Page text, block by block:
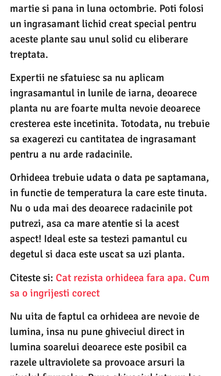
martie si pana in luna octombrie. Poti folosi
un ingrasamant lichid creat special pentru
aceste plante sau unul solid cu eliberare
treptata.
Expertii ne sfatuiesc sa nu aplicam
ingrasamantul in lunile de iarna, deoarece
planta nu are foarte multa nevoie deoarece
cresterea este incetinita. Totodata, nu trebuie
sa exagerezi cu cantitatea de ingrasamant
pentru a nu arde radacinile.
Orhideea trebuie udata o data pe saptamana,
in functie de temperatura la care este tinuta.
Nu o uda mai des deoarece radacinile pot
putrezi, asa ca mare atentie si la acest
aspect! Ideal este sa testezi pamantul cu
degetul si daca este uscat sa uzi planta.
Citeste si: Cat rezista orhideea fara apa. Cum
sa o ingrijesti corect
Nu uita de faptul ca orhideea are nevoie de
lumina, insa nu pune ghiveciul direct in
lumina soarelui deoarece este posibil ca
razele ultraviolete sa provoace arsuri la